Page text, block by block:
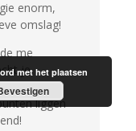
enorm,
omslag!
me
je
want ze
liggen
met het plaatsen